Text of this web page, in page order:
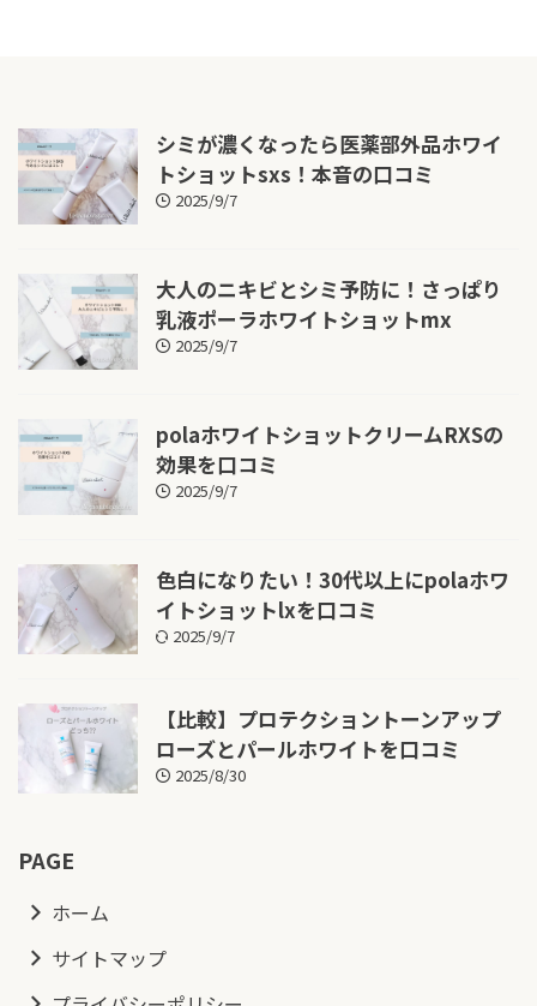
シミが濃くなったら医薬部外品ホワイ
トショットsxs！本音の口コミ
2025/9/7
大人のニキビとシミ予防に！さっぱり
乳液ポーラホワイトショットmx
2025/9/7
polaホワイトショットクリームRXSの
効果を口コミ
2025/9/7
色白になりたい！30代以上にpolaホワ
イトショットlxを口コミ
2025/9/7
【比較】プロテクショントーンアップ
ローズとパールホワイトを口コミ
2025/8/30
PAGE
ホーム
サイトマップ